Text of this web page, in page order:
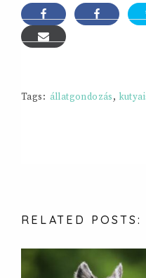
Tags: állatgondozás,
RELATED POSTS: